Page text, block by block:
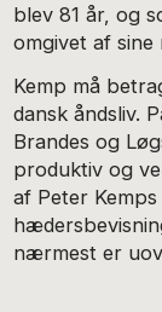
blev 81 år, og
omgivet af
Kemp må
dansk åndsliv.
Brandes og
produktiv og
af Peter
nærmest er